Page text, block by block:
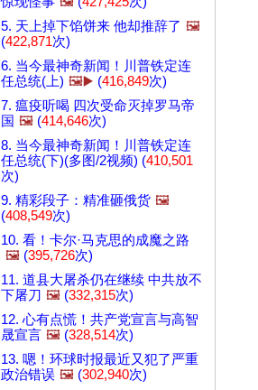
5. 天上掉下馅饼来 他却推辞了 🖼️
(422,871次)
6. 当今最神奇新闻！川普铁定连
任总统(上) 🖼️▶️ (416,849次)
7. 瘟疫听喝 四次受命灭掉罗马帝
国 🖼️ (414,646次)
8. 当今最神奇新闻！川普铁定连
任总统(下)(多图/2视频) (410,501
次)
9. 精彩段子：精准砸俄货 🖼️
(408,549次)
10. 看！卡尔·马克思的成魔之路
🖼️ (395,726次)
11. 道县大屠杀仍在继续 中共放不
下屠刀 🖼️ (332,315次)
12. 心有点慌！共产党宣言与高智
晟宣言 🖼️ (328,514次)
13. 嗯！环球时报最近又犯了严重
政治错误 🖼️ (302,940次)